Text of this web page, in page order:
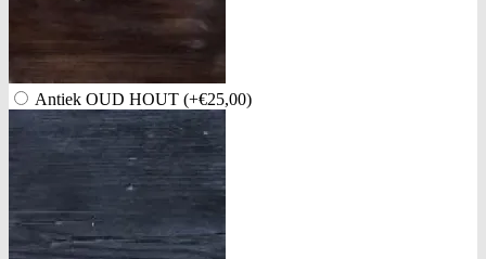
Antiek OUD HOUT (+€25,00)